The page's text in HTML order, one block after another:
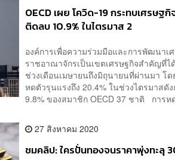
OECD เผย โควิด-19 กระทบเศรษ
ติดลบ 10.9% ในไตรมาส 2
องค์การเพื่อความร่วมมือและการพัฒนาเ
ราชอาณาจักรเป็นเขตเศรษฐกิจสำคัญที่
ช่วงเดือนเมษายนถึงมิถุนายนที่ผ่านมา โ
หดตัวรุนแรงถึง 20.4% ในช่วงไตรมาสดั
9.8% ของสมาชิก OECD 37 ชาติ การ
27 สิงหาคม 2020
ชมคลิป: ใครปั่นทองจนราคาพุ่งทะลุ